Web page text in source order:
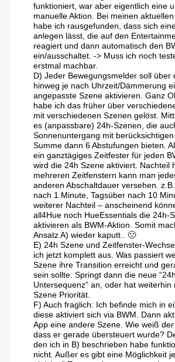
funktioniert, war aber eigentlich eine
manuelle Aktion. Bei meinen
habe ich rausgefunden, dass sich
anlegen lässt, die auf den
reagiert und dann automatisch den
ein/ausschaltet. -> Muss ich noch
erstmal machbar.
D) Jeder Bewegungsmelder soll über
hinweg je nach Uhrzeit/Dämmerung
angepasste Szene aktivieren. Ganz
habe ich das früher über
mit verschiedenen Szenen gelöst.
es (anpassbare) 24h-Szenen, die
Sonnenuntergang mit
Summe dann 6 Abstufungen bieten.
ein ganztägiges Zeitfester für jeden
wird die 24h Szene aktiviert. Nachteil
mehreren Zeitfenstern kann man
anderen Abschaltdauer versehen.
nach 1 Minute, Tagsüber nach 10
weiterer Nachteil – anscheinend
all4Hue noch HueEssentials die 24h-
aktivieren als BWM-Aktion. Somit
Ansatz A) wieder kaputt.. 🙁
E) 24h Szene und Zeitfenster-
ich jetzt komplett aus. Was passiert
Szene ihre Transition erreicht und
sein sollte. Springt dann die neue
Untersequenz” an, oder hat weiterhin
Szene Priorität.
F) Auch fraglich: Ich befinde mich in
diese aktiviert sich via BWM. Dann
App eine andere Szene. Wie weiß der
dass er gerade übersteuert wurde?
den ich in B) beschrieben habe
nicht. Außer es gibt eine Möglichkeit